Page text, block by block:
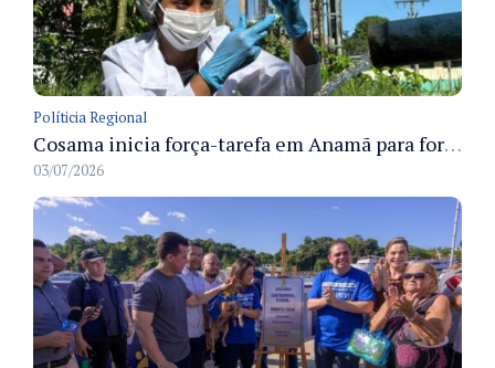
Políticia Regional
Cosama inicia força-tarefa em Anamã para fortalecer abastecimento de água e segurança hídrica da população
03/07/2026